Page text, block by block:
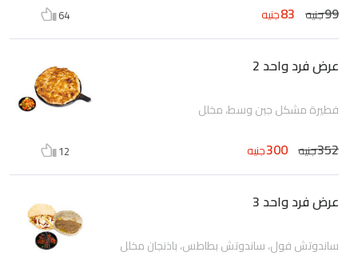
99جنيه 83جنيه 64
عرض فرد واحد 2
فطيرة مشكل جبن وسط، مخلل
352جنيه 300جنيه 12
عرض فرد واحد 3
ساندوتش فول، ساندوتش بطاطس، باذنجان مخلل